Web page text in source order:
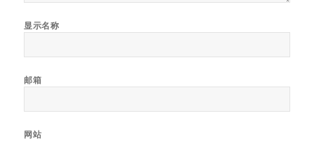
显示名称
邮箱
网站